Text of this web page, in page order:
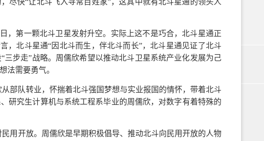
尽快“让北斗飞入寻常百姓家”，这其中就有北斗星通的领头人
，第一颗北斗卫星发射升空。实际上这不是巧合，北斗星通正
，北斗星通“因北斗而生，伴北斗而长”，北斗星通见证了北斗
步走”战略。周儒欣希望以推动北斗卫星系统产业化发展为己
法需要勇气。
部队转业，怀揣着北斗强国梦想与实业报国的情怀，带着北斗
研究生计算机与系统工程系毕业的周儒欣，对数字有着特殊的
用开放。周儒欣是早期积极倡导、推动北斗向民用开放的人物